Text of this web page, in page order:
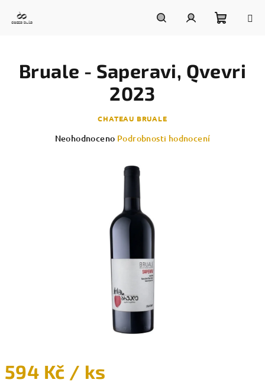
košík
594 Kč / ks
Bruale - Saperavi, Qvevri
2023
CHATEAU BRUALE
Průměrné
Neohodnoceno Podrobnosti hodnocení